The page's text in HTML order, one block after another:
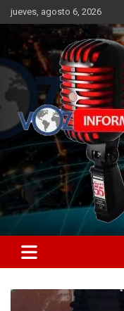
Skip
to
content
jueves, agosto 6, 2026
ncstv.info
Libertad informativa